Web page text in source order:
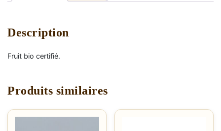
Description
Fruit bio certifié.
Produits similaires